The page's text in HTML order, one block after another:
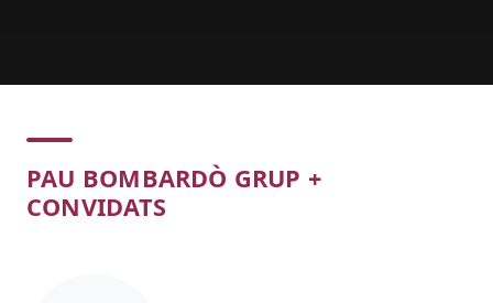
Concert
PAU BOMBARDÒ GRUP +
CONVIDATS